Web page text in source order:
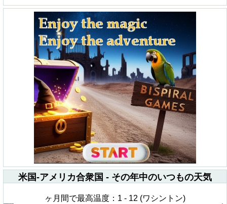
米国-アメリカ合衆国 - その年中のいつもの天気
ヶ月間で最高温度：1 - 12 (ワシントン)